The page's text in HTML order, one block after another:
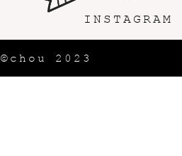
INSTAGRAM
©chou 2023